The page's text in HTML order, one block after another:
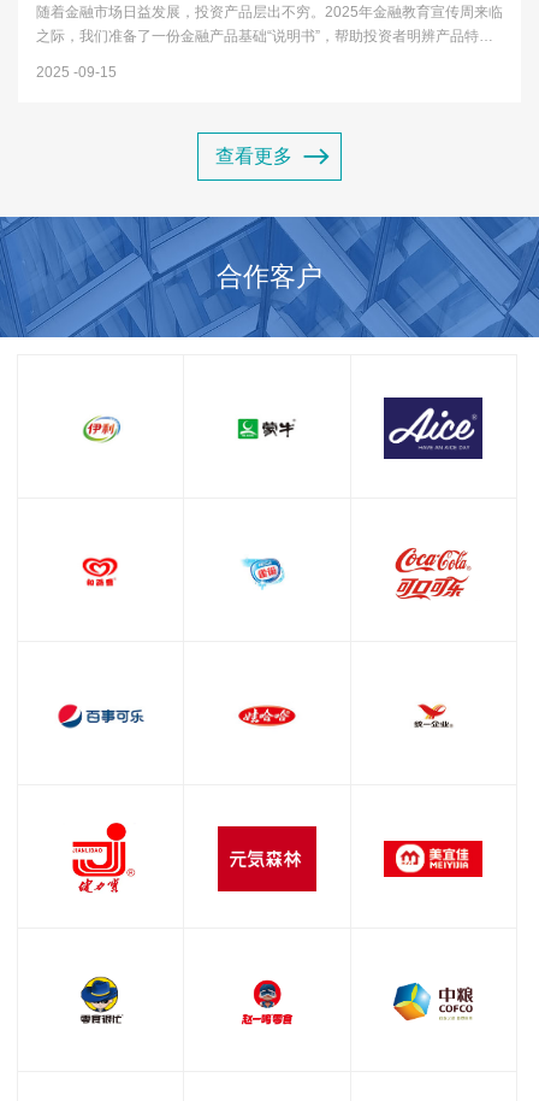
随着金融市场日益发展，投资产品层出不穷。2025年金融教育宣传周来临
之际，我们准备了一份金融产品基础“说明书”，帮助投资者明辨产品特
2025 09-15
查看更多
合作客户